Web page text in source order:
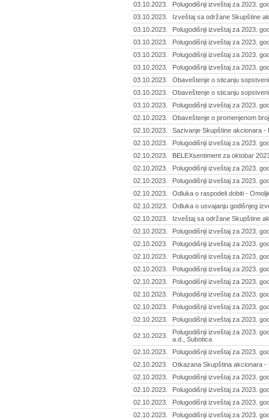
03.10.2023.
Polugodišnji izveštaj za 2023.
03.10.2023.
Izveštaj sa održane Skupštine
03.10.2023.
Polugodišnji izveštaj za 2023.
03.10.2023.
Polugodišnji izveštaj za 2023.
03.10.2023.
Polugodišnji izveštaj za 2023.
03.10.2023.
Polugodišnji izveštaj za 2023.
03.10.2023.
Obaveštenje o sticanju
03.10.2023.
Obaveštenje o sticanju
03.10.2023.
Polugodišnji izveštaj za 2023.
02.10.2023.
Obaveštenje o promenjenom
02.10.2023.
Sazivanje Skupštine akcionara -
02.10.2023.
Polugodišnji izveštaj za 2023.
02.10.2023.
BELEXsentiment za oktobar
02.10.2023.
Polugodišnji izveštaj za 2023.
02.10.2023.
Polugodišnji izveštaj za 2023.
02.10.2023.
Odluka o raspodeli dobiti -
02.10.2023.
Odluka o usvajanju godišnjeg
02.10.2023.
Izveštaj sa održane Skupštine
02.10.2023.
Polugodišnji izveštaj za 2023.
02.10.2023.
Polugodišnji izveštaj za 2023.
02.10.2023.
Polugodišnji izveštaj za 2023.
02.10.2023.
Polugodišnji izveštaj za 2023.
02.10.2023.
Polugodišnji izveštaj za 2023.
02.10.2023.
Polugodišnji izveštaj za 2023.
02.10.2023.
Polugodišnji izveštaj za 2023.
02.10.2023.
Polugodišnji izveštaj za 2023.
02.10.2023.
Polugodišnji izveštaj za 2023.
a.d., Subotica
02.10.2023.
Polugodišnji izveštaj za 2023.
02.10.2023.
Otkazana Skupština akcionara -
02.10.2023.
Polugodišnji izveštaj za 2023.
02.10.2023.
Polugodišnji izveštaj za 2023.
02.10.2023.
Polugodišnji izveštaj za 2023.
02.10.2023.
Polugodišnji izveštaj za 2023.